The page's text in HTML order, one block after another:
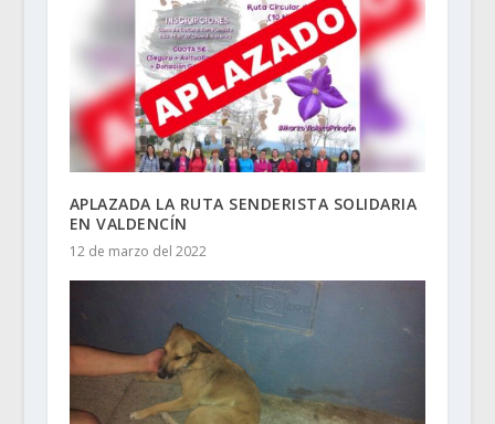
APLAZADA LA RUTA SENDERISTA SOLIDARIA
EN VALDENCÍN
12 de marzo del 2022